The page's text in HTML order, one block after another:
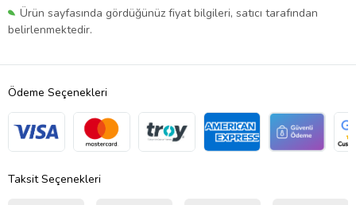
Ürün sayfasında gördüğünüz fiyat bilgileri, satıcı tarafından
belirlenmektedir.
Ödeme Seçenekleri
Taksit Seçenekleri